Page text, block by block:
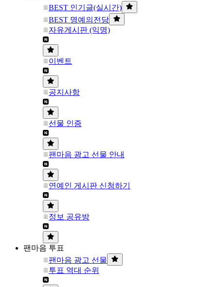
BEST 인기글(실시간)
BEST 명예의전당
자유게시판 (익명)
이벤트
공지사항
선물 인증
팬마음 광고 선물 안내
연예인 게시판 신청하기
정보 공유방
팬마음 투표
팬마음 광고 선물
투표 역대 순위